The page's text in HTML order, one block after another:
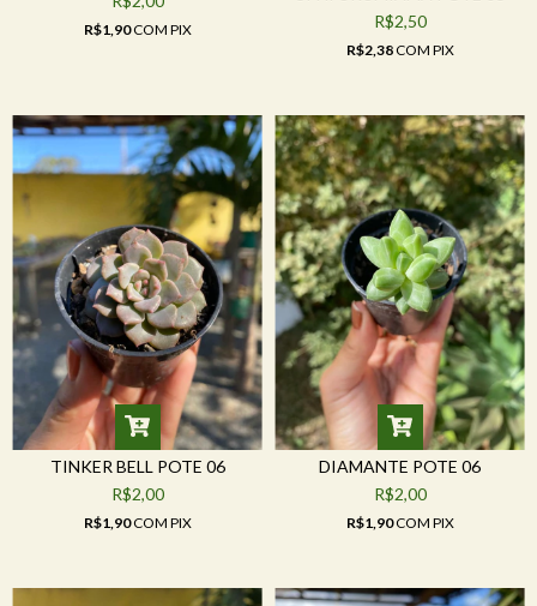
R$1,90COM PIX
R$2,50
R$2,38COM PIX
TINKER BELL POTE 06
R$2,00
R$1,90COM PIX
DIAMANTE POTE 06
R$2,00
R$1,90COM PIX